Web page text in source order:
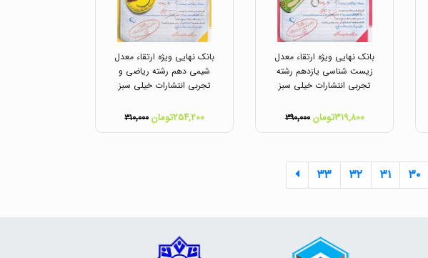
بانک نهایی ویژه ارتقاء معدل
زیست شناسی یازدهم رشته
تجربی انتشارات خیلی سبز
۳۱۹,۸۰۰تومان ۳۹۰,۰۰۰
بانک نهایی ویژه ارتقاء معدل
شیمی دهم رشته ریاضی و
تجربی انتشارات خیلی سبز
۲۵۴,۲۰۰تومان ۳۱۰,۰۰۰
۳۰ ۳۱ ۳۲ ۳۳